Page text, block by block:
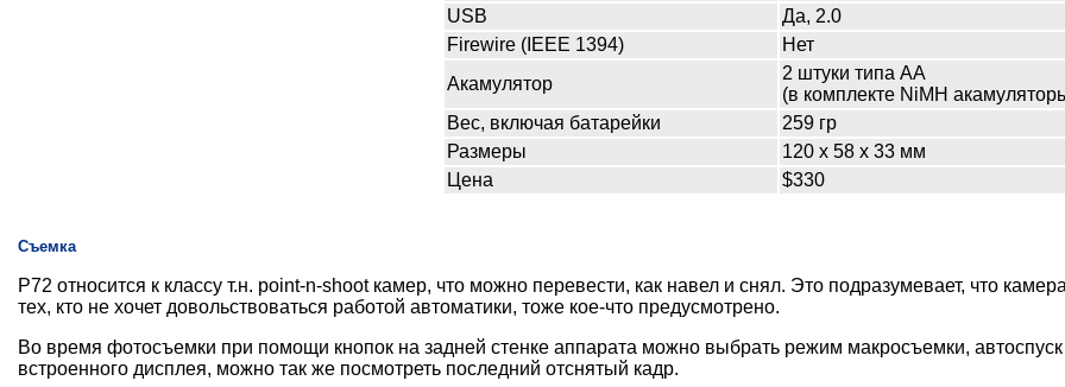
USB
Да, 2.0
Firewire (IEEE 1394)
Нет
Акамулятор
2 штуки типа AA
(в комплекте NiMH
Вес, включая батарейки
259 гр
Размеры
120 x 58 x 33 мм
Цена
$330
Съемка
P72 относится к классу т.н. point-n-shoot камер, что можно перевести, как навел и снял. Это подразумевает, что
тех, кто не хочет довольствоваться работой автоматики, тоже кое-что предусмотрено.
Во время фотосъемки при помощи кнопок на задней стенке аппарата можно выбрать режим макросъемки,
встроенного дисплея, можно так же посмотреть последний отснятый кадр.